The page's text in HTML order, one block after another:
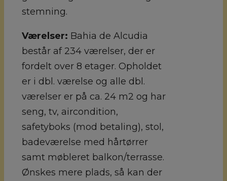
stemning.
Værelser: Bahia de Alcudia
består af 234 værelser, der er
fordelt over 8 etager. Opholdet
er i dbl. værelse og alle dbl.
værelser er på ca. 24 m2 og har
seng, tv, aircondition,
safetyboks (mod betaling), stol,
badeværelse med hårtørrer
samt møbleret balkon/terrasse.
Ønskes mere plads, så kan der